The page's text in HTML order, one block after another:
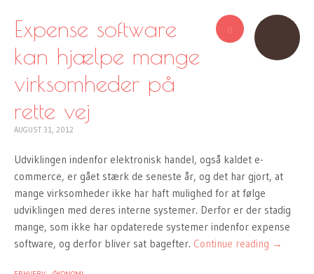
0
Expense software
kan hjælpe mange
virksomheder på
rette vej
AUGUST 31, 2012
Udviklingen indenfor elektronisk handel, også kaldet e-
commerce, er gået stærk de seneste år, og det har gjort, at
mange virksomheder ikke har haft mulighed for at følge
udviklingen med deres interne systemer. Derfor er der stadig
mange, som ikke har opdaterede systemer indenfor expense
software, og derfor bliver sat bagefter. Continue reading →